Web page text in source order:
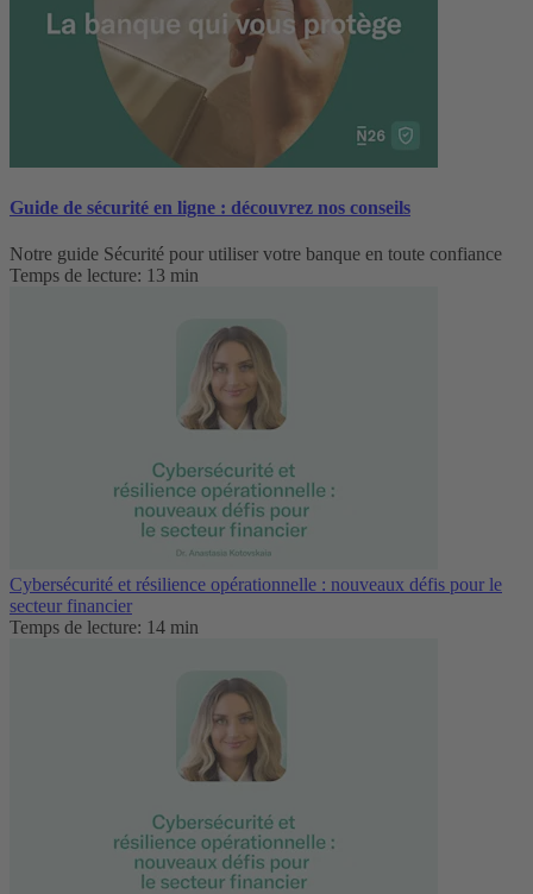
Guide de sécurité en ligne : découvrez nos conseils
Notre guide Sécurité pour utiliser votre banque en toute confiance
Temps de lecture: 13 min
Cybersécurité et résilience opérationnelle : nouveaux défis pour le
secteur financier
Temps de lecture: 14 min